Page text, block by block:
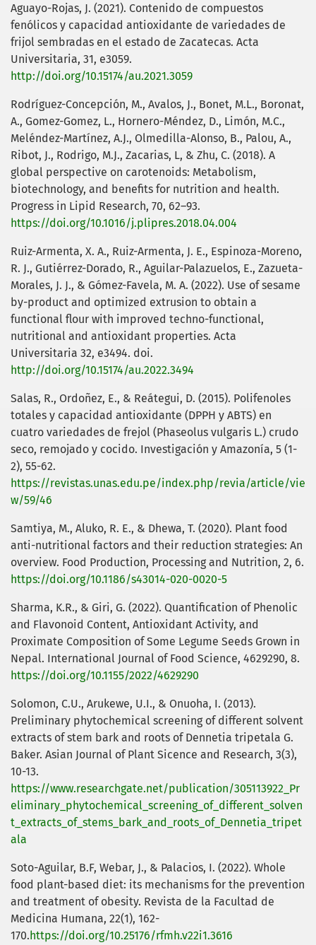
Aguayo-Rojas, J. (2021). Contenido de compuestos
fenólicos y capacidad antioxidante de variedades de
frijol sembradas en el estado de Zacatecas. Acta
Universitaria, 31, e3059.
http://doi.org/10.15174/au.2021.3059
Rodríguez-Concepción, M., Avalos, J., Bonet, M.L., Boronat,
A., Gomez-Gomez, L., Hornero-Méndez, D., Limón, M.C.,
Meléndez-Martínez, A.J., Olmedilla-Alonso, B., Palou, A.,
Ribot, J., Rodrigo, M.J., Zacarias, L, & Zhu, C. (2018). A
global perspective on carotenoids: Metabolism,
biotechnology, and benefits for nutrition and health.
Progress in Lipid Research, 70, 62–93.
https://doi.org/10.1016/j.plipres.2018.04.004
Ruiz-Armenta, X. A., Ruiz-Armenta, J. E., Espinoza-Moreno,
R. J., Gutiérrez-Dorado, R., Aguilar-Palazuelos, E., Zazueta-
Morales, J. J., & Gómez-Favela, M. A. (2022). Use of sesame
by-product and optimized extrusion to obtain a
functional flour with improved techno-functional,
nutritional and antioxidant properties. Acta
Universitaria 32, e3494. doi.
http://doi.org/10.15174/au.2022.3494
Salas, R., Ordoñez, E., & Reátegui, D. (2015). Polifenoles
totales y capacidad antioxidante (DPPH y ABTS) en
cuatro variedades de frejol (Phaseolus vulgaris L.) crudo
seco, remojado y cocido. Investigación y Amazonía, 5 (1-
2), 55-62.
https://revistas.unas.edu.pe/index.php/revia/article/vie
w/59/46
Samtiya, M., Aluko, R. E., & Dhewa, T. (2020). Plant food
anti-nutritional factors and their reduction strategies: An
overview. Food Production, Processing and Nutrition, 2, 6.
https://doi.org/10.1186/s43014-020-0020-5
Sharma, K.R., & Giri, G. (2022). Quantification of Phenolic
and Flavonoid Content, Antioxidant Activity, and
Proximate Composition of Some Legume Seeds Grown in
Nepal. International Journal of Food Science, 4629290, 8.
https://doi.org/10.1155/2022/4629290
Solomon, C.U., Arukewe, U.I., & Onuoha, I. (2013).
Preliminary phytochemical screening of different solvent
extracts of stem bark and roots of Dennetia tripetala G.
Baker. Asian Journal of Plant Sicence and Research, 3(3),
10-13.
https://www.researchgate.net/publication/305113922_Pr
eliminary_phytochemical_screening_of_different_solven
t_extracts_of_stems_bark_and_roots_of_Dennetia_tripet
ala
Soto-Aguilar, B.F, Webar, J., & Palacios, I. (2022). Whole
food plant-based diet: its mechanisms for the prevention
and treatment of obesity. Revista de la Facultad de
Medicina Humana, 22(1), 162-
170.https://doi.org/10.25176/rfmh.v22i1.3616